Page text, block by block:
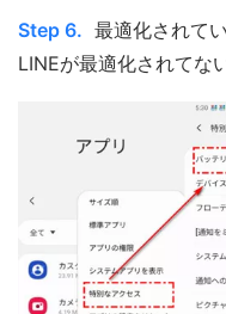
Step 6. 最適化されて
LINEが最適化されてな